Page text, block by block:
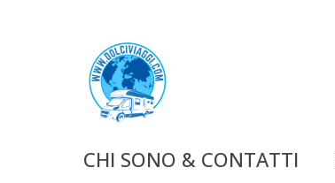
CHI SONO & CONTATTI